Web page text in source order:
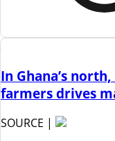
In Ghana’s
farmers drives
SOURCE |